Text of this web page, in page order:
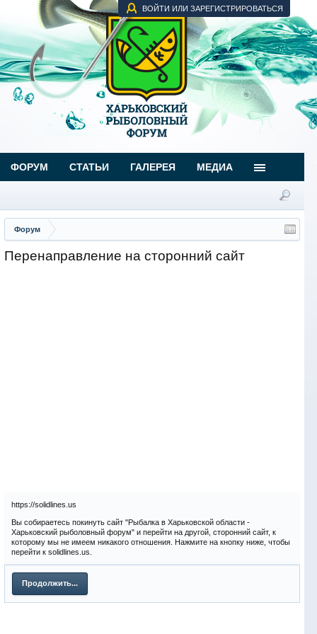
ВОЙТИ ИЛИ ЗАРЕГИСТРИРОВАТЬСЯ
Форум
Перенаправление на сторонний сайт
https://solidlines.us
Вы собираетесь покинуть сайт "Рыбалка в Харьковской области -
Харьковский рыболовный форум" и перейти на другой, сторонний сайт, к
которому мы не имеем никакого отношения. Нажмите на кнопку ниже, чтобы
перейти к solidlines.us.
Продолжить...
ФОРУМ СТАТЬИ ГАЛЕРЕЯ МЕДИА